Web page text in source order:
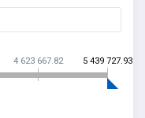
4 623 667.82 5 439 727.93